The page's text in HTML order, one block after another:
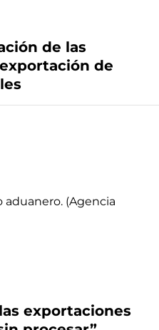
de las
de
exportaciones